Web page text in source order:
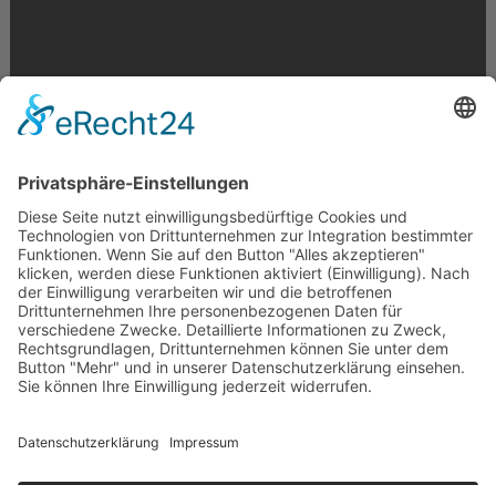
Krahnstr. 17/18 | 49074 Osnabrück
Telefon: 0541 29746 | E-Mail:info@optikmeyer.de
Impressum|Datenschutz|Cookie-Einstellungen